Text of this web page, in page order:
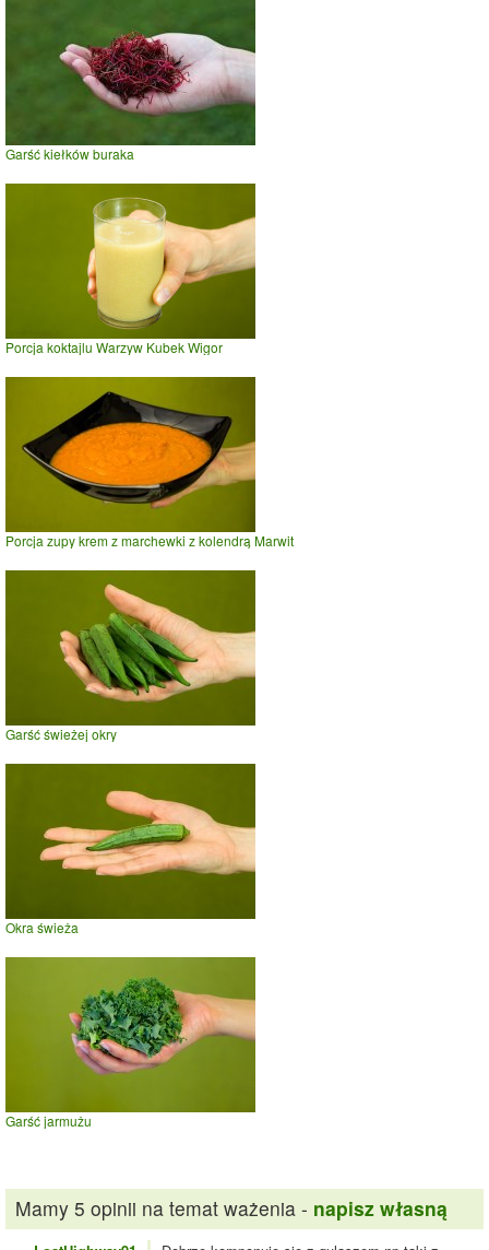
Garść kiełków buraka
Porcja koktajlu Warzyw Kubek Wigor
Porcja zupy krem z marchewki z kolendrą Marwit
Garść świeżej okry
Okra świeża
Garść jarmużu
Mamy 5 opinii na temat ważenia - napisz własną